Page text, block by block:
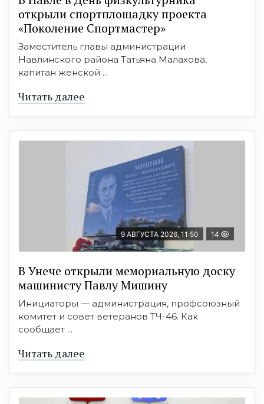
открыли спортплощадку проекта
«Поколение Спортмастер»
Заместитель главы администрации
Навлинского района Татьяна Малахова,
капитан женской ...
Читать далее
9 АВГУСТА 2026, 11:50 14
В Унече открыли мемориальную доску
машинисту Павлу Мишину
Инициаторы — администрация, профсоюзный
комитет и совет ветеранов ТЧ-46. Как
сообщает ...
Читать далее